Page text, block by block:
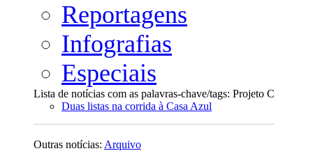
Reportagens
Infografias
Especiais
Lista de notícias com as palavras-chave/tags: Projeto C
Duas listas na corrida à Casa Azul
Outras notícias: Arquivo